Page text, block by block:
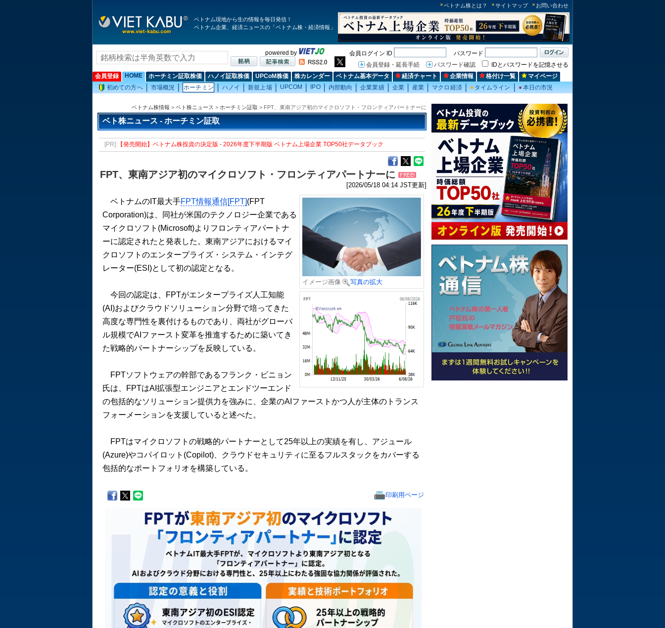
ベトナム株とは？ サイトマップ お問い合わせ
ベトナム現地から生の情報を毎日発信！
ベトナム企業、経済ニュースの「ベトナム株・経済情報」
powered by 会員ログイン ID
パスワード
会員登録・延長手続
パスワード確認
IDとパスワードを記憶させる
会員登録
HOME ホーチミン証取株価 ハノイ証取株価 UPCoM株価 株カレンダー ベトナム基本データ 経済チャート 企業情報 格付け一覧
マイページ
初めての方へ
市場概況 ホーチミン ハノイ 新規上場 UPCOM IPO 内部動向 企業業績 企業 産業 マクロ経済 ● タイムライン ●本日の市況
ベトナム株情報 > ベト株ニュース > ホーチミン証取 > FPT、東南アジア初のマイクロソフト・フロンティアパートナーに
ベト株ニュース - ホーチミン証取
[PR] 【発売開始】ベトナム株投資の決定版 - 2026年度下半期版 ベトナム上場企業 TOP50社データブック
FPT、東南アジア初のマイクロソフト・フロンティアパートナーに
[2026/05/18 04:14 JST更新]
イメージ画像 写真の拡大
ベトナムのIT最大手FPT情報通信[FPT](FPT
Corporation)は、同社が米国のテクノロジー企業である
マイクロソフト(Microsoft)よりフロンティアパートナ
ーに認定されたと発表した。東南アジアにおけるマイ
クロソフトのエンタープライズ・システム・インテグ
レーター(ESI)として初の認定となる。
今回の認定は、FPTがエンタープライズ人工知能
(AI)およびクラウドソリューション分野で培ってきた
高度な専門性を裏付けるものであり、両社がグローバ
ル規模でAIファースト変革を推進するために築いてき
た戦略的パートナーシップを反映している。
FPTソフトウェアの幹部であるフランク・ビニョン
氏は、FPTはAI拡張型エンジニアとエンドツーエンド
の包括的なソリューション提供力を強みに、企業のAIファーストかつ人が主体のトランス
フォーメーションを支援していると述べた。
FPTはマイクロソフトの戦略的パートナーとして25年以上の実績を有し、アジュール
(Azure)やコパイロット(Copilot)、クラウドセキュリティに至るフルスタックをカバーする
包括的なポートフォリオを構築している。
印刷用ページ